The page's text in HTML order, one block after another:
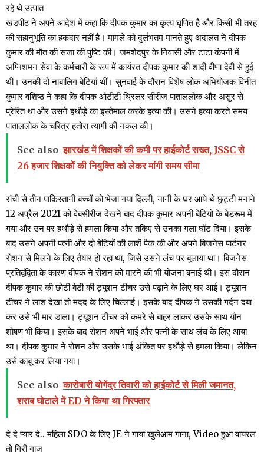
रहे थे उत्पात
खंडपीठ ने अपने आदेश में कहा कि दीपक कुमार का कृत्य घृणित है और किसी भी तरह
की सहानुभूति का हकदार नहीं है। मामले को दुर्लभतम मानते हुए अदालत ने दीपक
कुमार की मौत की सजा की पुष्टि की। जमशेदपुर के निवासी और टाटा कंपनी में
अग्निशमन सेवा के कर्मचारी के रूप में कार्यरत दीपक कुमार की शादी वीणा देवी से हुई
थी। उनकी दो नाबालिग बेटियां थीं। सुनवाई के दौरान विशेष लोक अभियोजक विनीत
कुमार वशिष्ठ ने कहा कि दीपक ओटीटी थ्रिलर सीरीज पाताललोक और असुर से
प्रेरित था और उसने हथौड़े का इस्तेमाल करके हत्या की। उसने हत्या करते समय
पाताललोक के चरित्र हतोरा त्यागी की नकल की। ​​
See also झारखंड में शिक्षकों की कमी पर हाईकोर्ट सख्त, JSSC से
26 हजार शिक्षकों की नियुक्ति को लेकर मांगी समय सीमा
रांची से तीन पाकिस्तानी बच्चों को भेजा गया दिल्ली, नानी के घर आये थे छुट्टी मनाने
12 अप्रैल 2021 को वेबसीरीज देखने बाद दीपक कुमार अपनी बेटियों के बेडरूम में
गया और उन पर हथौड़े से हमला किया और तकिए से उनका गला घोंट दिया। इसके
बाद उसने अपनी पत्नी और दो बेटियों की लाशें पैक की और अपने बिजनेस पार्टनर
रोशन से मिलने के लिए तैयार हो रहा था, जिसे उसने लंच पर बुलाया था। बिजनेस
प्रतिद्वंद्विता के कारण दीपक ने रोशन को मारने की भी योजना बनाई थी। इस दौरान
दीपक कुमार की छोटी बेटी की ट्यूशन टीचर उसे पढ़ाने के लिए घर आई। ट्यूशन
टीचर ने लाश देखा तो मदद के लिए चिल्लाई। इसके बाद दीपक ने उसकी गर्दन दबा
कर उसे भी मार डाला। ट्यूशन टीचर को कमरे से बाहर लाकर उसके साथ यौन
शोषण भी किया। इसके बाद रोशन अपने भाई और पत्नी के साथ लंच के लिए आया
था। दीपक कुमार ने रोशन और उसके भाई अंकित पर हथौड़े से हमला किया। लेकिन
उसे काबू कर लिया गया।
See also कारोबारी योगेंद्र तिवारी को हाईकोर्ट से मिली जमानत,
शराब घोटाले में ED ने किया था गिरफ्तार
दे दे प्यार दे.. महिला SDO के लिए JE ने गाया खुलेआम गाना, Video हुआ वायरल
तो गिरी गाज